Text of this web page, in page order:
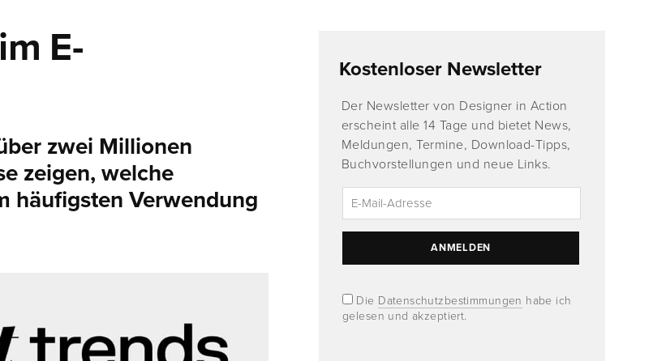
E-
zwei Millionen
zeigen, welche
häufigsten Verwendung
Kostenloser Newsletter
Der Newsletter von Designer in Action
erscheint alle 14 Tage und bietet News,
Meldungen, Termine, Download-Tipps,
Buchvorstellungen und neue Links.
Die Datenschutzbestimmungen habe ich
gelesen und akzeptiert.